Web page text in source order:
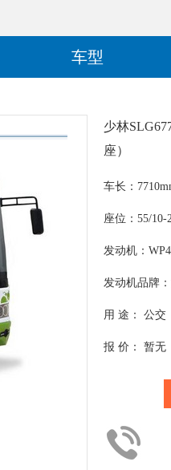
车型
少林
座）
车长：
座位：55/10-
发动机：
发动机品牌
西玉柴机器
用 途： 公交
报 价： 暂无